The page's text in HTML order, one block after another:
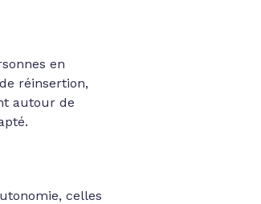
en
réinsertion,
autour de
celles